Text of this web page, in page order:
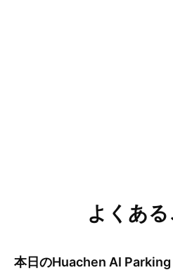
よくあ
本日のHuachen AI